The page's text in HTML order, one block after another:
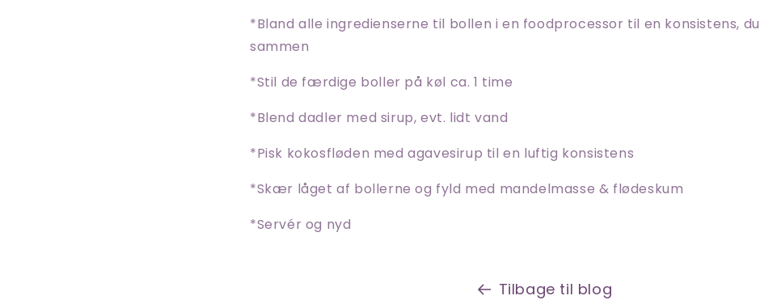
*Bland alle ingredienserne til bollen i en foodprocessor til en konsistens,
sammen
*Stil de færdige boller på køl ca. 1 time
*Blend dadler med sirup, evt. lidt vand
*Pisk kokosfløden med agavesirup til en luftig konsistens
*Skær låget af bollerne og fyld med mandelmasse & flødeskum
*Servér og nyd
Tilbage til blog